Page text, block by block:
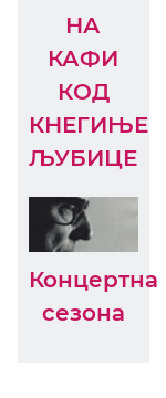
НА
КАФИ
КОД
КНЕГИЊЕ
ЉУБИЦЕ
Концертна
сезона